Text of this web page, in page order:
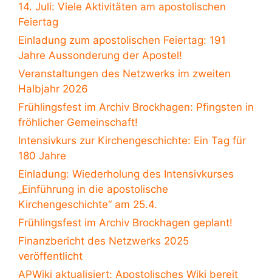
14. Juli: Viele Aktivitäten am apostolischen
Feiertag
Einladung zum apostolischen Feiertag: 191
Jahre Aussonderung der Apostel!
Veranstaltungen des Netzwerks im zweiten
Halbjahr 2026
Frühlingsfest im Archiv Brockhagen: Pfingsten in
fröhlicher Gemeinschaft!
Intensivkurs zur Kirchengeschichte: Ein Tag für
180 Jahre
Einladung: Wiederholung des Intensivkurses
„Einführung in die apostolische
Kirchengeschichte“ am 25.4.
Frühlingsfest im Archiv Brockhagen geplant!
Finanzbericht des Netzwerks 2025
veröffentlicht
APWiki aktualisiert: Apostolisches Wiki bereit